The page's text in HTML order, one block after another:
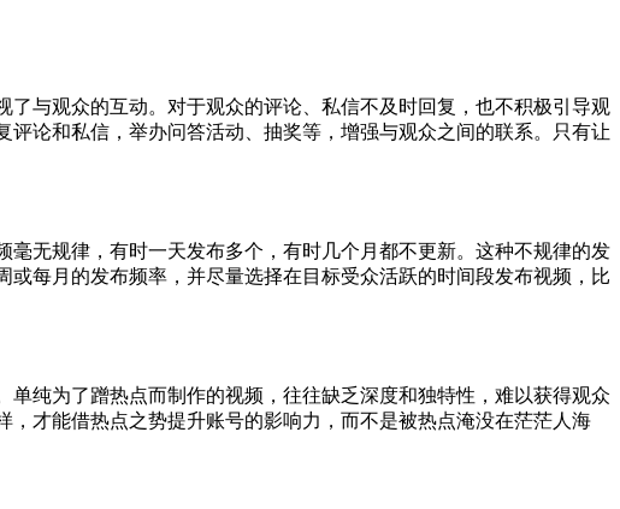
与观众的互动。对于观众的评论、私信不及时回复，也不积极引导观
论和私信，举办问答活动、抽奖等，增强与观众之间的联系。只有让
无规律，有时一天发布多个，有时几个月都不更新。这种不规律的发
每月的发布频率，并尽量选择在目标受众活跃的时间段发布视频，比
纯为了蹭热点而制作的视频，往往缺乏深度和独特性，难以获得观众
才能借热点之势提升账号的影响力，而不是被热点淹没在茫茫人海